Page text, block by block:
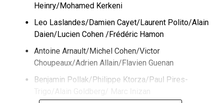
Heinry/Mohamed Kerkeni
Leo Laslandes/Damien Cayet/Laurent Polito/Alain
Daien/Lucien Cohen /Frédéric Hamon
Antoine Arnault/Michel Cohen/Victor
Choupeaux/Adrien Allain/Flavien Guenan
Benjamin Pollak/Philippe Ktorza/Paul Pires-